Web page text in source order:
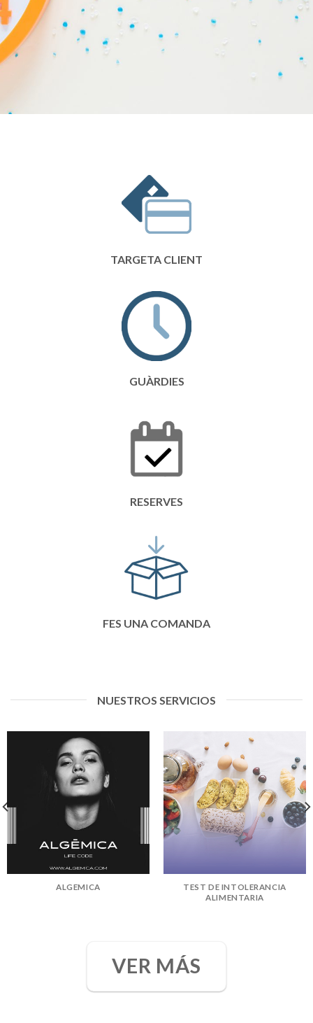
TARGETA CLIENT
GUÀRDIES
RESERVES
FES UNA COMANDA
NUESTROS SERVICIOS
ALGEMICA
TEST DE INTOLERANCIA
ALIMENTARIA
VER MÁS